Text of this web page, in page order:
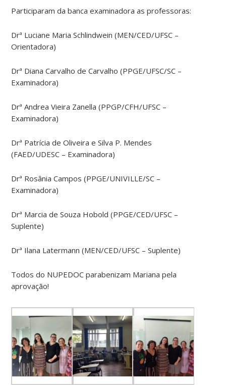
Participaram da banca examinadora as professoras:
Drª Luciane Maria Schlindwein (MEN/CED/UFSC –
Orientadora)
Drª Diana Carvalho de Carvalho (PPGE/UFSC/SC –
Examinadora)
Drª Andrea Vieira Zanella (PPGP/CFH/UFSC –
Examinadora)
Drª Patrícia de Oliveira e Silva P. Mendes
(FAED/UDESC – Examinadora)
Drª Rosânia Campos (PPGE/UNIVILLE/SC –
Examinadora)
Drª Marcia de Souza Hobold (PPGE/CED/UFSC –
Suplente)
Drª Ilana Latermann (MEN/CED/UFSC – Suplente)
Todos do NUPEDOC parabenizam Mariana pela
aprovação!